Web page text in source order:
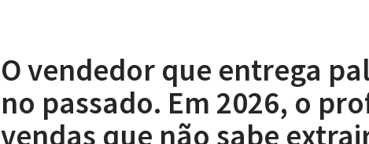
O vendedor que entrega
no passado. Em 2026, o
vendas que não sabe